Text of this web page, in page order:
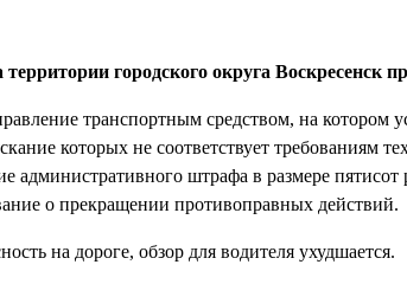
городского округа Воскресенск
транспортным средством, на котором
которых не соответствует требованиям
административного штрафа в размере
о прекращении противоправных действий.
на дороге, обзор для водителя ухудшается.